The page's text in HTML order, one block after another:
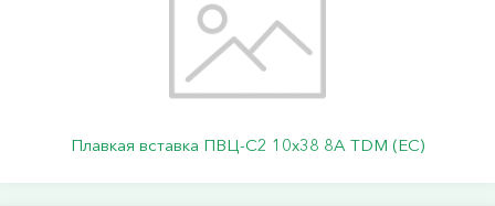
Плавкая вставка ПВЦ-С2 10х38 8А TDM (ЕС)